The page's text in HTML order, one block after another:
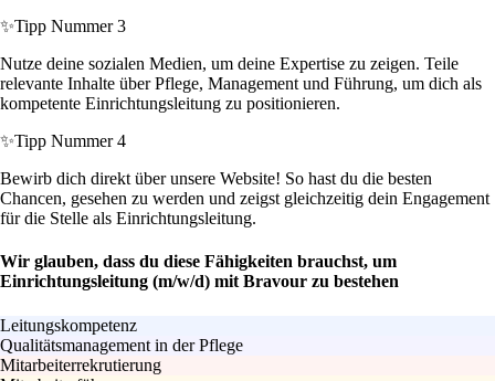
✨Tipp Nummer 3
Nutze deine sozialen Medien, um deine Expertise zu zeigen. Teile
relevante Inhalte über Pflege, Management und Führung, um dich als
kompetente Einrichtungsleitung zu positionieren.
✨Tipp Nummer 4
Bewirb dich direkt über unsere Website! So hast du die besten
Chancen, gesehen zu werden und zeigst gleichzeitig dein Engagement
für die Stelle als Einrichtungsleitung.
Wir glauben, dass du diese Fähigkeiten brauchst, um
Einrichtungsleitung (m/w/d) mit Bravour zu bestehen
Leitungskompetenz
Qualitätsmanagement in der Pflege
Mitarbeiterrekrutierung